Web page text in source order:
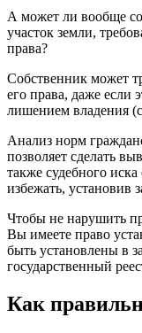
А может ли вообще
участок земли,
права?
Собственник может
его права, даже если
лишением владения
Анализ норм
позволяет сделать
также судебного
избежать, установив
Чтобы не нарушить
Вы имеете право
быть установлены в
государственный
Как